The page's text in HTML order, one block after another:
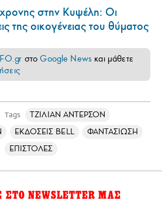
στην Κυψέλη: Οι
της οικογένειας του θύματος
στοGoogle News και μάθετε
Tags
ΤΖΙΛΙΑΝ ΑΝΤΕΡΣΟΝ
ΕΚΔΟΣΕΙΣ BELL
ΦΑΝΤΑΣΙΩΣΗ
ΕΠΙΣΤΟΛΕΣ
ΣΤΟ NEWSLETTER ΜΑΣ